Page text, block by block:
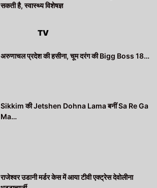
सकती है, स्वास्थ्य विशेषज्ञ
TV
अरुणाचल प्रदेश की हसीना, चूम दरंग की Bigg Boss 18…
Sikkim की Jetshen Dohna Lama बनीं Sa Re Ga
Ma…
राजेश्वर उडानी मर्डर केस में आया टीवी एक्ट्रेस देवोलीना